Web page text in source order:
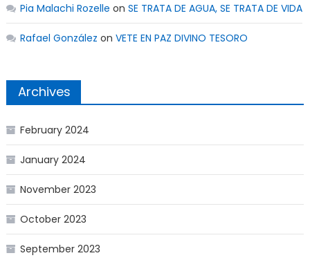
Pia Malachi Rozelle on SE TRATA DE AGUA, SE TRATA DE VIDA
Rafael González on VETE EN PAZ DIVINO TESORO
Archives
February 2024
January 2024
November 2023
October 2023
September 2023